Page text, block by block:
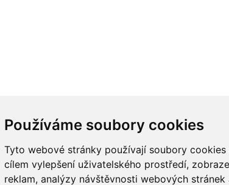
Používáme soubory cookies
Tyto webové stránky používají soubory
cílem vylepšení uživatelského prostředí,
reklam, analýzy návštěvnosti webových